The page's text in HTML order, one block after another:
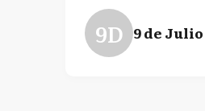
9D 9 de Julio